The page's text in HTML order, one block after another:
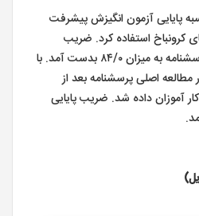
پایایی آزمون انگیزش پیشرفت
کرونباخ استفاده کرد. ضریب
پایایی محاسبه شده برای پرسشنامه به میزان ۸۴/۰ بدست آمد. با
مطالعه اصلی پرسشنامه بعد از
آموزان داده شد. ضریب پایایی